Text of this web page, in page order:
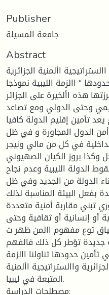
Publisher
جامعة المسيلة
Abstract
األمنية الجزائرية
" االزمة الليبية نموذجا
هذه األخيرة على الجزائر
وحتى الدولي ومع تصاعد
تأمين إقليم الدولة كافيا
الدول المجاورة و في ظل
في كل من مالي ونيجر
وكذا بروز الكيان الصهيوني
الدولة الليبية وعدم نجاح
الدولة من الجديد وفي ظل
بفعل البيئة المناسبة لذلك
تبني مقاربة أمنية متعددة
أو إنسانية أو ثقافية وحتى
توع مفهوم االمن ظهر ت
جديدة تؤطر كل ذلك فالفهم
تأمين حدودها تناولنا االزمة
واالستراتيجية األمنية
المتبعة في ليبيا.
مصطلحات الدراسة: